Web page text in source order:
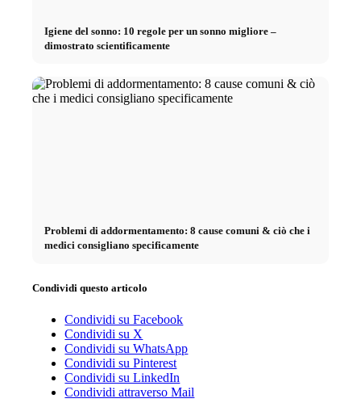
Igiene del sonno: 10 regole per un sonno migliore –
dimostrato scientificamente
Problemi di addormentamento: 8 cause comuni & ciò che i
medici consigliano specificamente
Condividi questo articolo
Condividi su Facebook
Condividi su X
Condividi su WhatsApp
Condividi su Pinterest
Condividi su LinkedIn
Condividi attraverso Mail